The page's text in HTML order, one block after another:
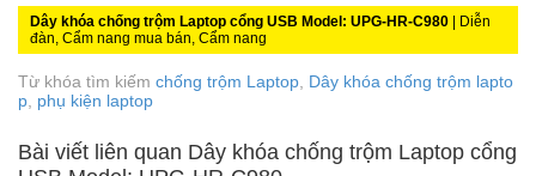
Dây khóa chống trộm Laptop cổng USB Model: UPG-HR-C980 | Diễn
đàn, Cẩm nang mua bán, Cẩm nang
Từ khóa tìm kiếm chống trộm Laptop, Dây khóa chống trộm lapto
p, phụ kiện laptop
Bài viết liên quan Dây khóa chống trộm Laptop cổng